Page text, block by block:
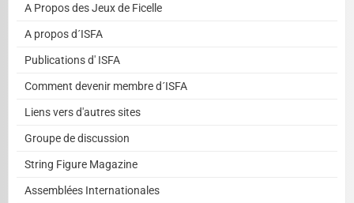
A Propos des Jeux de Ficelle
A propos d´ISFA
Publications d' ISFA
Comment devenir membre d´ISFA
Liens vers d'autres sites
Groupe de discussion
String Figure Magazine
Assemblées Internationales